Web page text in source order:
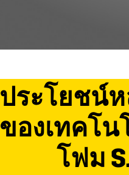
ประโยชน์ห
ของเทคโน
โฟม